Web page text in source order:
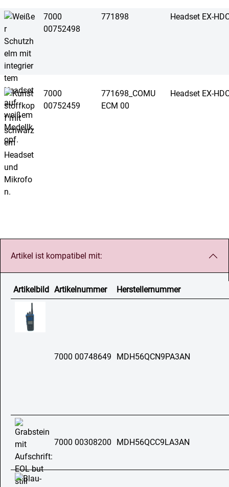
7000
00752498
771898 Headset EX-
7000
00752459
771698_COMU
ECM 00
Headset EX-
Artikel ist kompatibel mit:
Artikelbild Artikelnummer Herstellernummer
7000 00748649 MDH56QCN9PA3AN
7000 00308200 MDH56QCC9LA3AN